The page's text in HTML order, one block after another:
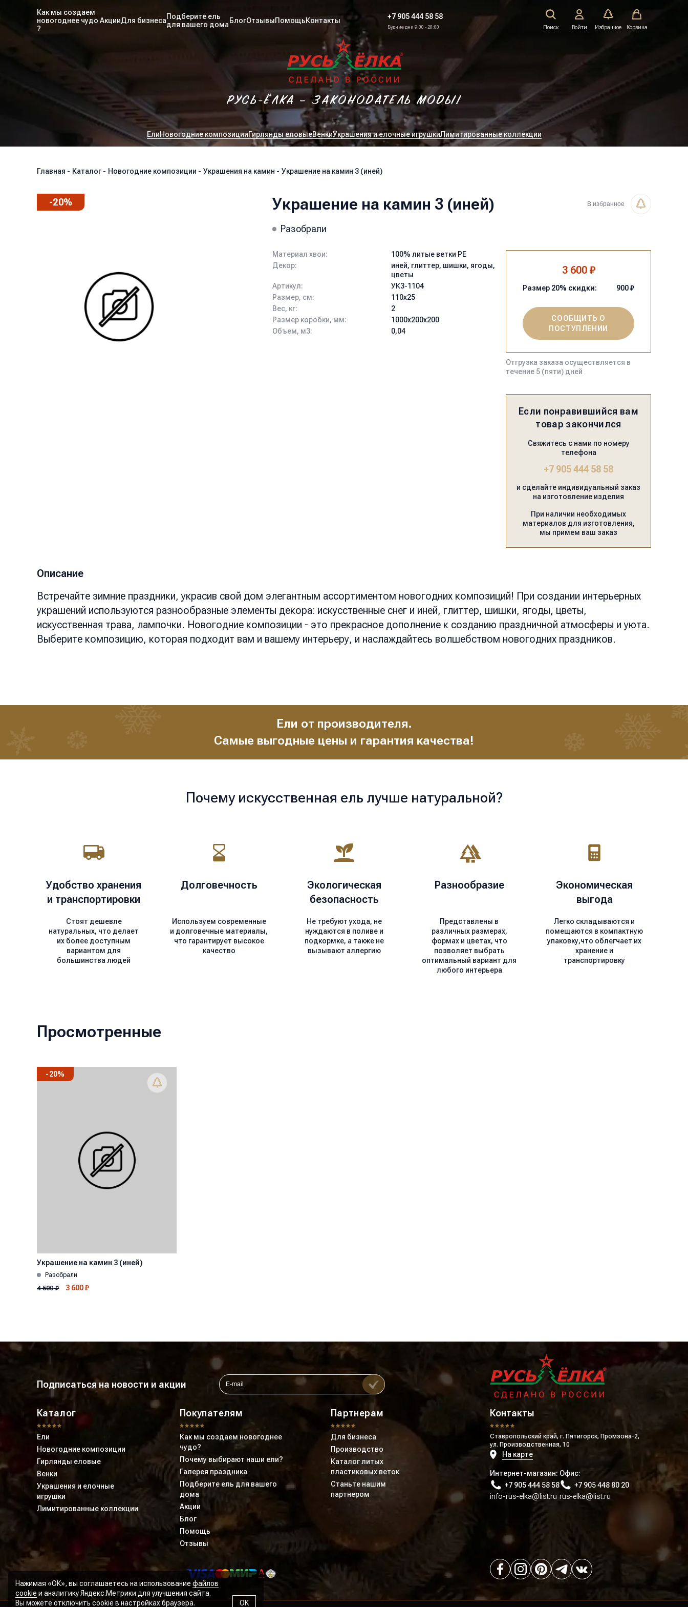
РУСЬ-ЁЛКА – ЗАКОНОДАТЕЛЬ МОДЫ!
Как мы создаем
новогоднее чудо
?
АкцииДля бизнесаПодберите ель
для вашего дома БлогОтзывыПомощьКонтакты +7 905 444 58 58
Будние дни 9:00 - 20:00 Поиск Войти Избранное Корзина
ЕлиНовогодние композицииГирлянды еловыеВенкиУкрашения и елочные игрушкиЛимитированные коллекции
Главная - Каталог - Новогодние композиции - Украшения на камин - Украшение на камин 3 (иней)
-20% Украшение на камин 3 (иней)
Разобрали
В избранное
Материал хвои:
100% литые ветки PE
Декор:
иней, глиттер, шишки, ягоды,
цветы
Артикул:
УК3-1104
Размер, см:
110x25
Вес, кг:
2
Размер коробки, мм:
1000x200x200
Объем, м3:
0,04
3 600 ₽
Размер 20% скидки: 900₽
СООБЩИТЬ О
ПОСТУПЛЕНИИ
Отгрузка заказа осуществляется в
течение 5 (пяти) дней
Если понравившийся вам
товар закончился
Свяжитесь с нами по номеру
телефона
+7 905 444 58 58
и сделайте индивидуальный заказ
на изготовление изделия
При наличии необходимых
материалов для изготовления,
мы примем ваш заказ
Описание
Встречайте зимние праздники, украсив свой дом элегантным ассортиментом новогодних композиций! При создании интерьерных
украшений используются разнообразные элементы декора: искусственные снег и иней, глиттер, шишки, ягоды, цветы,
искусственная трава, лампочки. Новогодние композиции - это прекрасное дополнение к созданию праздничной атмосферы и уюта.
Выберите композицию, которая подходит вам и вашему интерьеру, и наслаждайтесь волшебством новогодних праздников.
Ели от производителя.
Самые выгодные цены и гарантия качества!
Почему искусственная ель лучше натуральной?
Удобство хранения
и транспортировки
Стоят дешевле
натуральных, что делает
их более доступным
вариантом для
большинства людей
Долговечность
Используем современные
и долговечные материалы,
что гарантирует высокое
качество
Экологическая
безопасность
Не требуют ухода, не
нуждаются в поливе и
подкормке, а также не
вызывают аллергию
Разнообразие
Представлены в
различных размерах,
формах и цветах, что
позволяет выбрать
оптимальный вариант для
любого интерьера
Экономическая
выгода
Легко складываются и
помещаются в компактную
упаковку,что облегчает их
хранение и
транспортировку
Просмотренные
-20%
Украшение на камин 3 (иней)
Разобрали
4 500₽ 3 600₽
Подписаться на новости и акции
Каталог
Ели
Новогодние композиции
Гирлянды еловые
Венки
Украшения и елочные
игрушки
Лимитированные коллекции
Покупателям
Как мы создаем новогоднее
чудо?
Почему выбирают наши ели?
Галерея праздника
Подберите ель для вашего
дома
Акции
Блог
Помощь
Отзывы
Партнерам
Для бизнеса
Производство
Каталог литых
пластиковых веток
Станьте нашим
партнером
Контакты
Ставропольский край, г. Пятигорск, Промзона-2,
ул. Производственная, 10
На карте
Интернет-магазин:
+7 905 444 58 58
info-rus-elka@list.ru
Офис:
+7 905 448 80 20
rus-elka@list.ru
Нажимая «ОК», вы соглашаетесь на использование файлов
cookie и аналитику Яндекс.Метрики для улучшения сайта.
Вы можете отключить cookie в настройках браузера.
OK